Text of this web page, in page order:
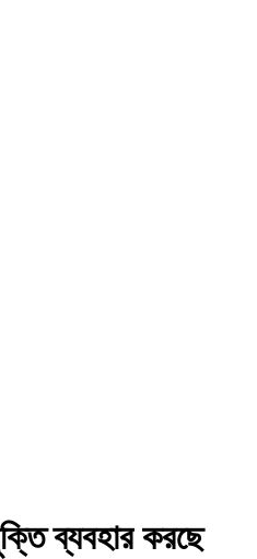
ব্যবহার করছে